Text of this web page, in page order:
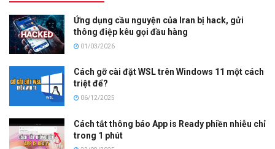
Ứng dụng cầu nguyện của Iran bị hack, gửi
thông điệp kêu gọi đầu hàng
01/03/2026
Cách gỡ cài đặt WSL trên Windows 11 một cách
triệt để?
06/12/2025
Cách tắt thông báo App is Ready phiền nhiễu chỉ
trong 1 phút